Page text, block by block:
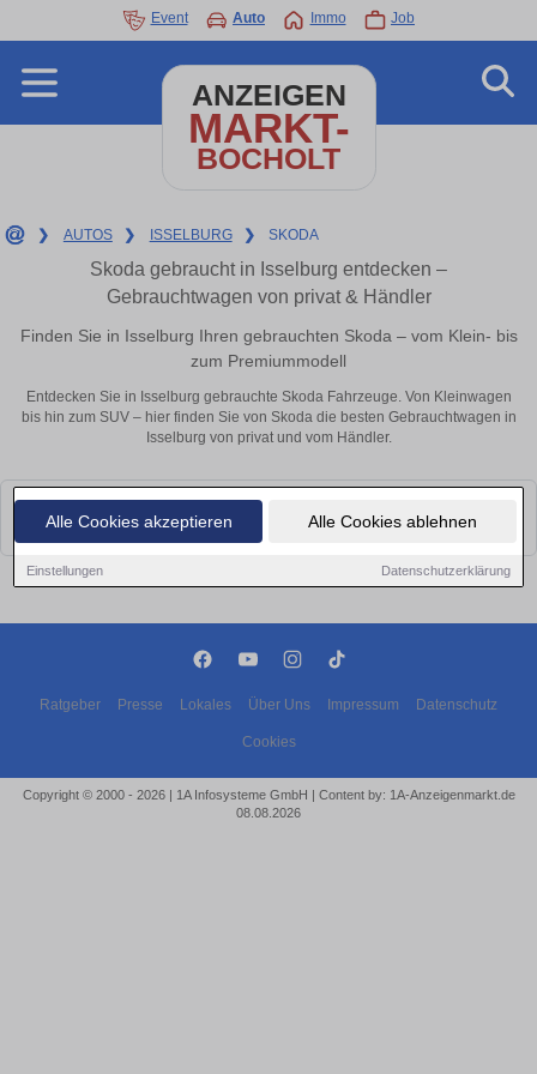
Alle Cookies akzeptieren Alle Cookies ablehnen
Einstellungen Datenschutzerklärung
Event Auto Immo Job
ANZEIGEN
MARKT-
BOCHOLT
❯ AUTOS ❯ ISSELBURG ❯ SKODA
Skoda gebraucht in Isselburg entdecken –
Gebrauchtwagen von privat & Händler
Finden Sie in Isselburg Ihren gebrauchten Skoda – vom Klein- bis
zum Premiummodell
Entdecken Sie in Isselburg gebrauchte Skoda Fahrzeuge. Von Kleinwagen
bis hin zum SUV – hier finden Sie von Skoda die besten Gebrauchtwagen in
Isselburg von privat und vom Händler.
Leider konnten wir derzeit keine passenden Autos finden. Schauen Sie
bald wieder vorbei!
Ratgeber Presse Lokales Über Uns Impressum Datenschutz
Cookies
Copyright © 2000 - 2026 | 1A Infosysteme GmbH | Content by: 1A-Anzeigenmarkt.de
08.08.2026